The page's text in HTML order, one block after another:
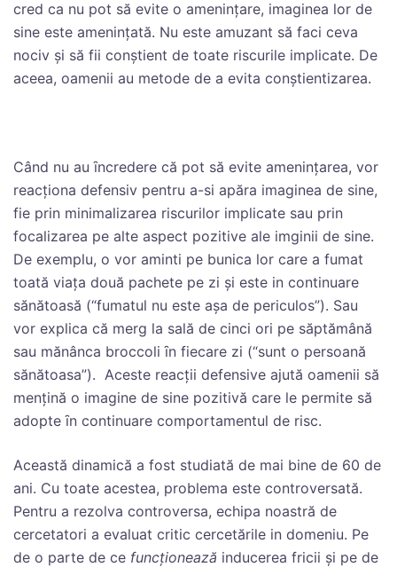
cred ca nu pot să evite o ameninţare, imaginea lor de
sine este ameninţată. Nu este amuzant să faci ceva
nociv şi să fii conştient de toate riscurile implicate. De
aceea, oamenii au metode de a evita conştientizarea.
Când nu au ȋncredere că pot să evite ameninţarea, vor
reacţiona defensiv pentru a-si apăra imaginea de sine,
fie prin minimalizarea riscurilor implicate sau prin
focalizarea pe alte aspect pozitive ale imginii de sine.
De exemplu, o vor aminti pe bunica lor care a fumat
toată viaţa două pachete pe zi şi este in continuare
sănătoasă (“fumatul nu este aşa de periculos”). Sau
vor explica că merg la sală de cinci ori pe săptămână
sau mănânca broccoli ȋn fiecare zi (“sunt o persoană
sănătoasa”). Aceste reacţii defensive ajută oamenii să
menţină o imagine de sine pozitivă care le permite să
adopte ȋn continuare comportamentul de risc.
Această dinamică a fost studiată de mai bine de 60 de
ani. Cu toate acestea, problema este controversată.
Pentru a rezolva controversa, echipa noastră de
cercetatori a evaluat critic cercetările in domeniu. Pe
de o parte de ce funcţionează inducerea fricii şi pe de